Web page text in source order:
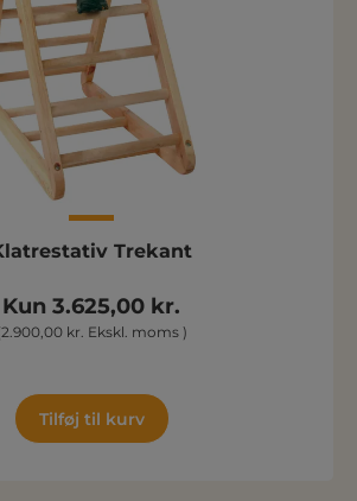
Trekant
Kun 3.625,00 kr.
kr. Ekskl. moms )
Tilføj til kurv